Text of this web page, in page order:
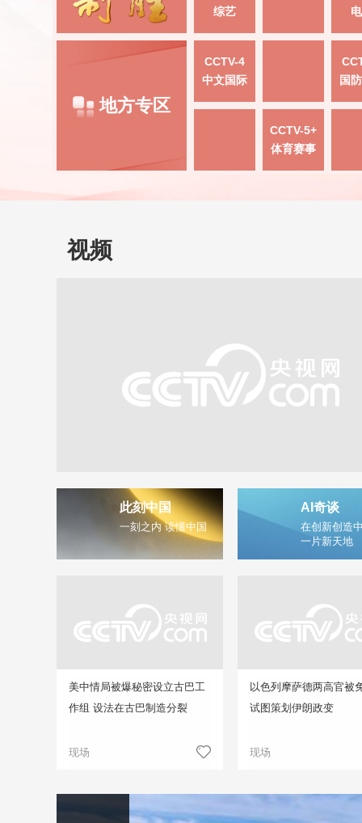
综艺
地方专区
CCTV-4
中文国际
国
CCTV-5+
体育赛事
视频
此刻中国
一刻之内 读懂中国
AI奇谈
在创新创造
一片新天地
美中情局被爆秘密设立古巴工
作组 设法在古巴制造分裂
现场
以色列摩萨德两高官被
试图策划伊朗政变
现场